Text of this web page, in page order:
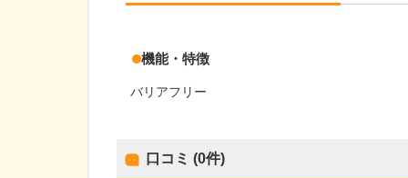
機能・特徴
バリアフリー
口コミ (0件)